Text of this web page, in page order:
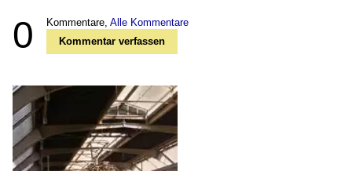
0 Kommentare, Alle Kommentare
Kommentar verfassen